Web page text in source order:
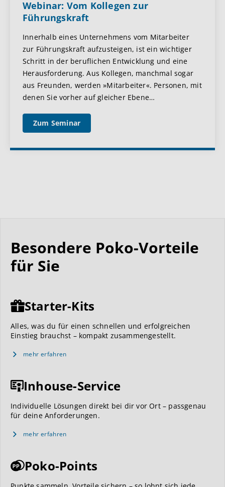
Webinar: Vom Kollegen zur
Führungskraft
Innerhalb eines Unternehmens vom Mitarbeiter
zur Führungskraft aufzusteigen, ist ein wichtiger
Schritt in der beruflichen Entwicklung und eine
Herausforderung. Aus Kollegen, manchmal sogar
aus Freunden, werden »Mitarbeiter«. Personen, mit
denen Sie vorher auf gleicher Ebene…
Zum Seminar
Besondere Poko-Vorteile
für Sie
Starter-Kits
Alles, was du für einen schnellen und erfolgreichen
Einstieg brauchst – kompakt zusammengestellt.
mehr erfahren
Inhouse-Service
Individuelle Lösungen direkt bei dir vor Ort – passgenau
für deine Anforderungen.
mehr erfahren
Poko-Points